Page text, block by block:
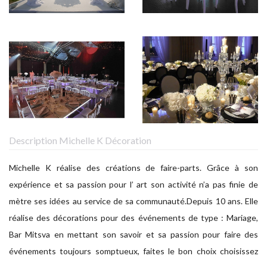
Description Michelle K Décoration
Michelle K réalise des créations de faire-parts. Grâce à son
expérience et sa passion pour l’ art son activité n’a pas finie de
mètre ses idées au service de sa communauté.Depuis 10 ans. Elle
réalise des décorations pour des événements de type : Mariage,
Bar Mitsva en mettant son savoir et sa passion pour faire des
événements toujours somptueux, faites le bon choix choisissez